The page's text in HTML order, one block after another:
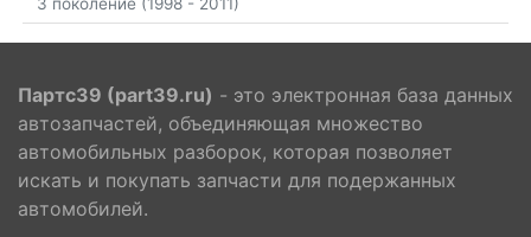
Партс39 (part39.ru) - это электронная база данных
автозапчастей, объединяющая множество
автомобильных разборок, которая позволяет
искать и покупать запчасти для подержанных
автомобилей.